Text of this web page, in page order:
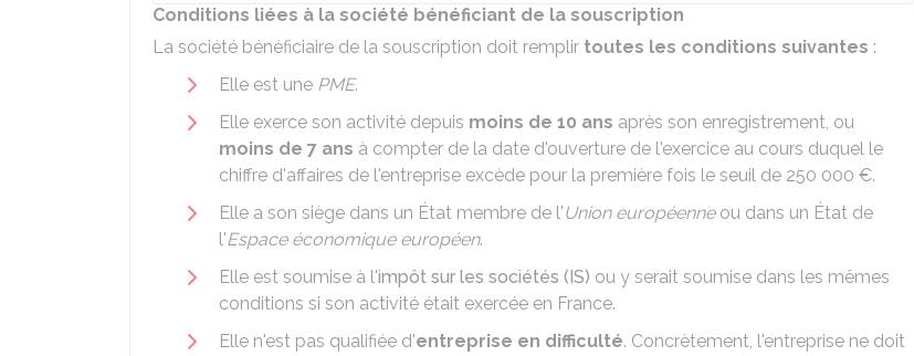
Conditions liées à la société bénéficiant de la souscription
La société bénéficiaire de la souscription doit remplir toutes les conditions suivantes :
Elle est une PME.
Elle exerce son activité depuis moins de 10 ans après son enregistrement, ou
moins de 7 ans à compter de la date d'ouverture de l'exercice au cours duquel le
chiffre d'affaires de l'entreprise excède pour la première fois le seuil de 250 000 €.
Elle a son siège dans un État membre de l'Union européenneou dans un État de
l'Espace économique européen.
Elle est soumise à l'impôt sur les sociétés (IS) ou y serait soumise dans les mêmes
conditions si son activité était exercée en France.
Elle n'est pas qualifiée d'entreprise en difficulté. Concrètement, l'entreprise ne doit